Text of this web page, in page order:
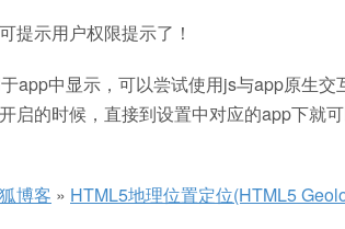
提示用户权限提示了！
app中显示，可以尝试使用js与app原生
启的时候，直接到设置中对应的app下就可
博客 » HTML5地理位置定位(HTML5